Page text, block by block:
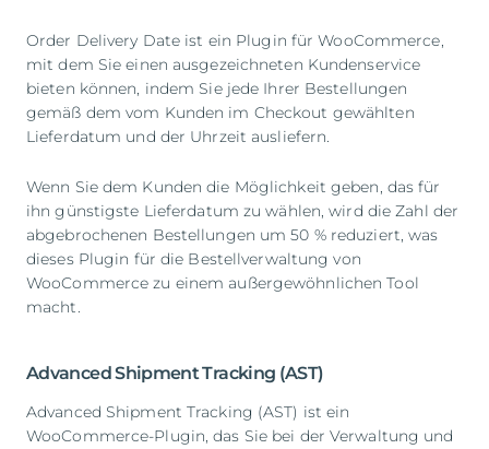
Order Delivery Date ist ein Plugin für WooCommerce,
mit dem Sie einen ausgezeichneten Kundenservice
bieten können, indem Sie jede Ihrer Bestellungen
gemäß dem vom Kunden im Checkout gewählten
Lieferdatum und der Uhrzeit ausliefern.
Wenn Sie dem Kunden die Möglichkeit geben, das für
ihn günstigste Lieferdatum zu wählen, wird die Zahl der
abgebrochenen Bestellungen um 50 % reduziert, was
dieses Plugin für die Bestellverwaltung von
WooCommerce zu einem außergewöhnlichen Tool
macht.
Advanced Shipment Tracking (AST)
Advanced Shipment Tracking (AST) ist ein
WooCommerce-Plugin, das Sie bei der Verwaltung und